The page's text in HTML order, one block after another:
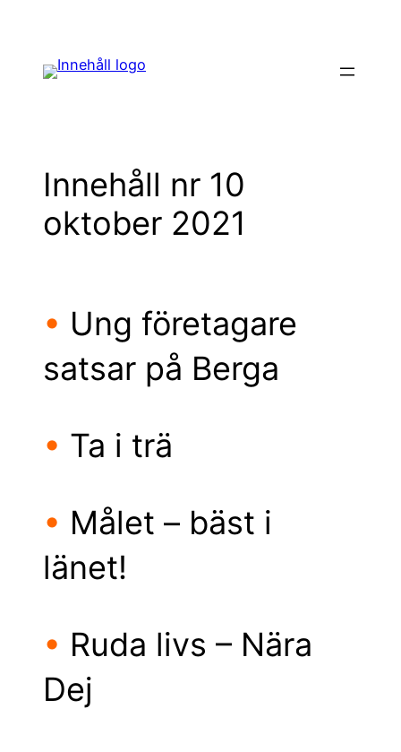
innehåll
Innehåll nr 10
oktober 2021
• Ung företagare
satsar på Berga
• Ta i trä
• Målet – bäst i
länet!
• Ruda livs – Nära
Dej